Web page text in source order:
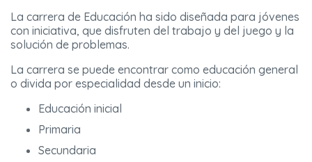
La carrera de Educación ha sido diseñada para jóvenes
con iniciativa, que disfruten del trabajo y del juego y la
solución de problemas.
La carrera se puede encontrar como educación general
o divida por especialidad desde un inicio:
Educación inicial
Primaria
Secundaria